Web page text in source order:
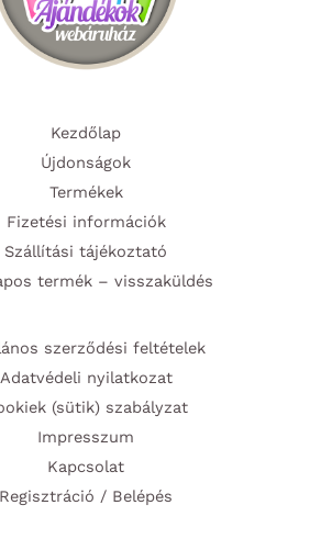
Kezdőlap
Újdonságok
Termékek
Fizetési információk
Szállítási tájékoztató
termék – visszaküldés
szerződési feltételek
Adatvédeli nyilatkozat
(sütik) szabályzat
Impresszum
Kapcsolat
Regisztráció / Belépés